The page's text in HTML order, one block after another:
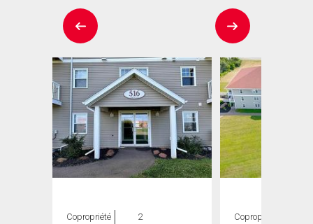
Copropriété
2
Copropriété